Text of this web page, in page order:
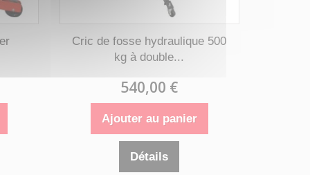
Cric de fosse hydraulique 500
kg à double...
540,00 €
Ajouter au panier
Détails